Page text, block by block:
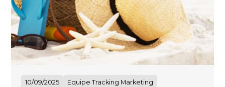
10/09/2025 Equipe Tracking Marketing